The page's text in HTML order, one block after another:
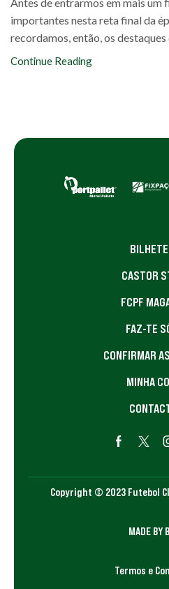
importantes nesta reta final da
recordamos, então, os destaques
Continue Reading
CASTOR
FCPF
FAZ-TE
CONFIRMAR
MINHA
Copyright © 2023 Futebol
MADE BY
Termos e